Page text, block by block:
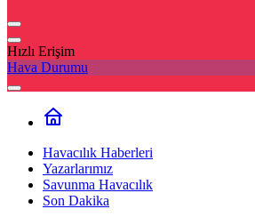
Hızlı Erişim
Hava Durumu
Havacılık Haberleri
Yazarlarımız
Savunma Havacılık
Son Dakika